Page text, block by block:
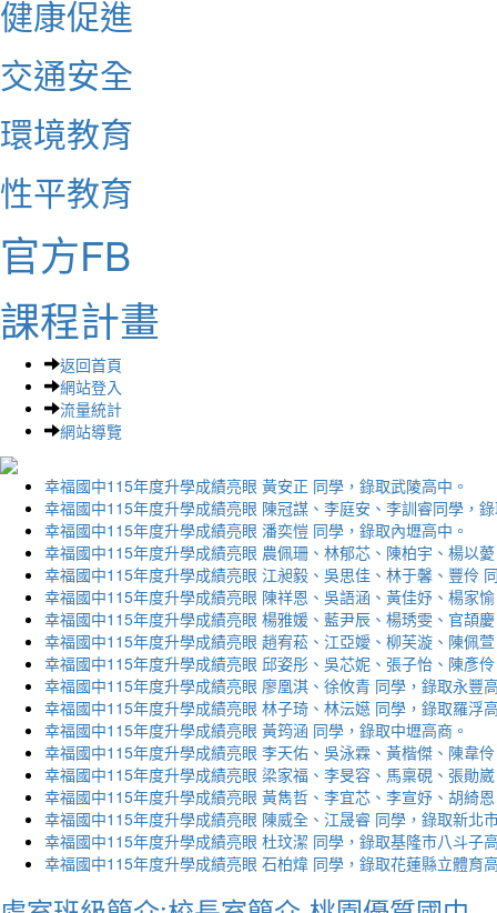
健康促進
交通安全
環境教育
性平教育
官方FB
課程計畫
返回首頁
網站登入
流量統計
網站導覽
幸福國中115年度升學成績亮眼 黃安正 同學，錄取武陵高中。
幸福國中115年度升學成績亮眼 陳冠謀、李庭安、李訓睿同學，
幸福國中115年度升學成績亮眼 潘奕愷 同學，錄取內壢高中。
幸福國中115年度升學成績亮眼 農佩珊、林郁芯、陳柏宇、楊以
幸福國中115年度升學成績亮眼 江昶毅、吳思佳、林于馨、豐伶
幸福國中115年度升學成績亮眼 陳祥恩、吳語涵、黃佳妤、楊家
幸福國中115年度升學成績亮眼 楊雅媛、藍尹辰、楊琇雯、官頡
幸福國中115年度升學成績亮眼 趙宥菘、江亞嬡、柳芙漩、陳佩
幸福國中115年度升學成績亮眼 邱姿彤、吳芯妮、張子怡、陳彥
幸福國中115年度升學成績亮眼 廖凰淇、徐攸青 同學，錄取永豐
幸福國中115年度升學成績亮眼 林子琦、林沄嬨 同學，錄取羅浮
幸福國中115年度升學成績亮眼 黃筠涵 同學，錄取中壢高商。
幸福國中115年度升學成績亮眼 李天佑、吳泳霖、黃楷傑、陳韋
幸福國中115年度升學成績亮眼 梁家福、李旻容、馬稟硯、張勛
幸福國中115年度升學成績亮眼 黃雋哲、李宜芯、李宣妤、胡綺
幸福國中115年度升學成績亮眼 陳威全、江晟睿 同學，錄取新北
幸福國中115年度升學成績亮眼 杜玟潔 同學，錄取基隆市八斗子
幸福國中115年度升學成績亮眼 石柏煒 同學，錄取花蓮縣立體育